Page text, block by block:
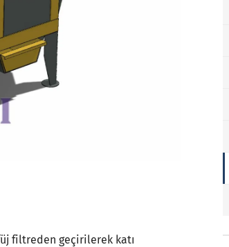
filtreden geçirilerek katı